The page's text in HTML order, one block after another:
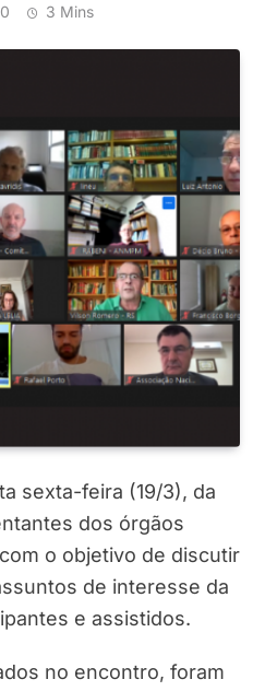
0 3 Mins
sexta-feira (19/3), da
dos órgãos
o objetivo de discutir
de interesse da
e assistidos.
no encontro, foram